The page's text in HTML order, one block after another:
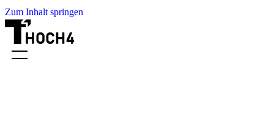
Zum Inhalt springen